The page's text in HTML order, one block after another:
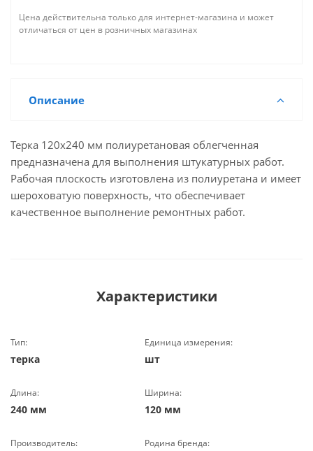
Цена действительна только для интернет-магазина и может
отличаться от цен в розничных магазинах
Описание
Терка 120х240 мм полиуретановая облегченная
предназначена для выполнения штукатурных работ.
Рабочая плоскость изготовлена из полиуретана и имеет
шероховатую поверхность, что обеспечивает
качественное выполнение ремонтных работ.
Характеристики
Тип:
терка
Единица измерения:
шт
Длина:
240 мм
Ширина:
120 мм
Производитель: Родина бренда: